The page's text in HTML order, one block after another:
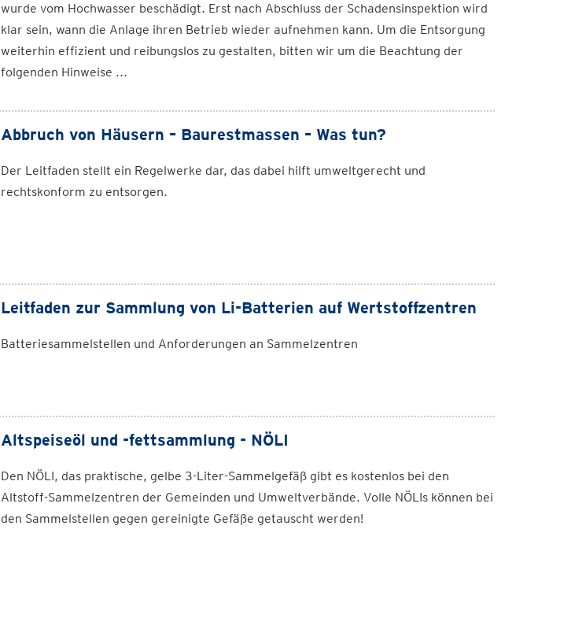
wurde vom Hochwasser beschädigt. Erst nach Abschluss der Schadensinspektion wird
klar sein, wann die Anlage ihren Betrieb wieder aufnehmen kann. Um die Entsorgung
weiterhin effizient und reibungslos zu gestalten, bitten wir um die Beachtung der
folgenden Hinweise ...
Abbruch von Häusern – Baurestmassen – Was tun?
Der Leitfaden stellt ein Regelwerke dar, das dabei hilft umweltgerecht und
rechtskonform zu entsorgen.
Leitfaden zur Sammlung von Li-Batterien auf Wertstoffzentren
Batteriesammelstellen und Anforderungen an Sammelzentren
Altspeiseöl und -fettsammlung - NÖLI
Den NÖLI, das praktische, gelbe 3-Liter-Sammelgefäß gibt es kostenlos bei den
Altstoff-Sammelzentren der Gemeinden und Umweltverbände. Volle NÖLIs können bei
den Sammelstellen gegen gereinigte Gefäße getauscht werden!